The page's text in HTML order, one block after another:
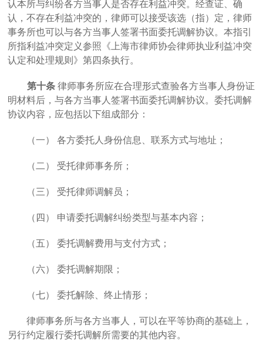
认本所与纠纷各方当事人是否存在利益冲突。经查证、确
认，不存在利益冲突的，律师可以接受该选（指）定，律师
事务所也可以与各方当事人签署书面委托调解协议。本指引
所指利益冲突定义参照《上海市律师协会律师执业利益冲突
认定和处理规则》第四条执行。
第十条 律师事务所应在合理形式查验各方当事人身份证
明材料后，与各方当事人签署书面委托调解协议。委托调解
协议内容，应包括以下组成部分：
（一） 各方委托人身份信息、联系方式与地址；
（二） 受托律师事务所；
（三） 受托律师调解员；
（四） 申请委托调解纠纷类型与基本内容；
（五） 委托调解费用与支付方式；
（六） 委托调解期限；
（七） 委托解除、终止情形；
律师事务所与各方当事人，可以在平等协商的基础上，
另行约定履行委托调解所需要的其他内容。